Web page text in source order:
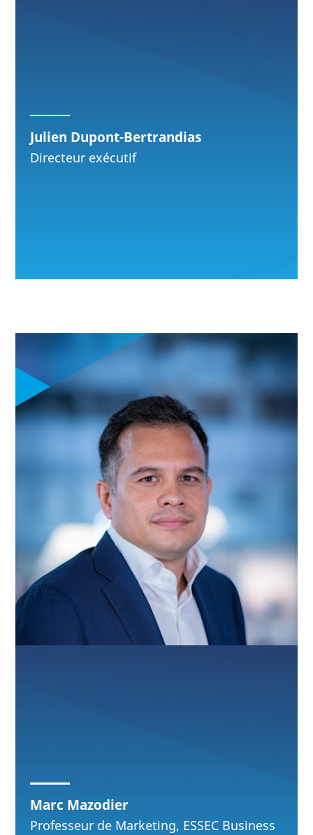
Julien Dupont-Bertrandias
Directeur exécutif
Marc Mazodier
Professeur de Marketing, ESSEC Business